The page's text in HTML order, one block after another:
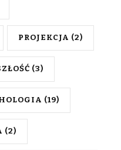
PROJEKCJA (2)
(3)
(19)
(2)